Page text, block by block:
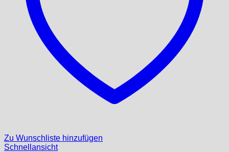
Zu Wunschliste hinzufügen
Schnellansicht